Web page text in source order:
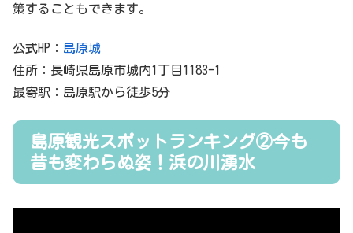
策することもできます。
公式HP： 島原城
住所：長崎県島原市城内1丁目1183-1
最寄駅：島原駅から徒歩5分
島原観光スポットランキング②今も
昔も変わらぬ姿！浜の川湧水